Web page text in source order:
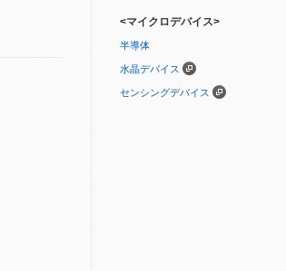
<マイクロデバイス>
半導体
水晶デバイス
センシングデバイス